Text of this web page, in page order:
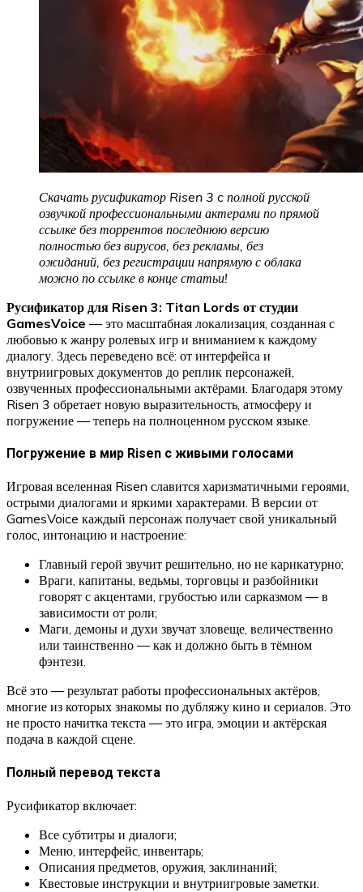
Скачать русификатор Risen 3 c полной русской
озвучкой профессиональными актерами по прямой
ссылке без торрентов последнюю версию
полностью без вирусов, без рекламы, без
ожиданий, без регистрации напрямую с облака
можно по ссылке в конце статьи!
Русификатор для Risen 3: Titan Lords от студии
GamesVoice — это масштабная локализация, созданная с
любовью к жанру ролевых игр и вниманием к каждому
диалогу. Здесь переведено всё: от интерфейса и
внутриигровых документов до реплик персонажей,
озвученных профессиональными актёрами. Благодаря этому
Risen 3 обретает новую выразительность, атмосферу и
погружение — теперь на полноценном русском языке.
Погружение в мир Risen с живыми голосами
Игровая вселенная Risen славится харизматичными героями,
острыми диалогами и яркими характерами. В версии от
GamesVoice каждый персонаж получает свой уникальный
голос, интонацию и настроение:
Главный герой звучит решительно, но не карикатурно;
Враги, капитаны, ведьмы, торговцы и разбойники
говорят с акцентами, грубостью или сарказмом — в
зависимости от роли;
Маги, демоны и духи звучат зловеще, величественно
или таинственно — как и должно быть в тёмном
фэнтези.
Всё это — результат работы профессиональных актёров,
многие из которых знакомы по дубляжу кино и сериалов. Это
не просто начитка текста — это игра, эмоции и актёрская
подача в каждой сцене.
Полный перевод текста
Русификатор включает:
Все субтитры и диалоги;
Меню, интерфейс, инвентарь;
Описания предметов, оружия, заклинаний;
Квестовые инструкции и внутриигровые заметки.